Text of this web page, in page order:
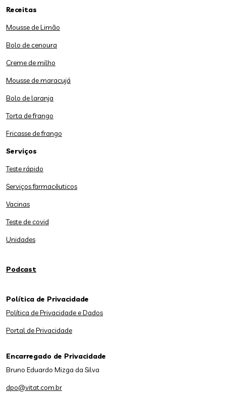
Receitas
Mousse de Limão
Bolo de cenoura
Creme de milho
Mousse de maracujá
Bolo de laranja
Torta de frango
Fricasse de frango
Serviços
Teste rápido
Serviços farmacêuticos
Vacinas
Teste de covid
Unidades
Podcast
Política de Privacidade
Política de Privacidade e Dados
Portal de Privacidade
Encarregado de Privacidade
Bruno Eduardo Mizga da Silva
dpo@vitat.com.br